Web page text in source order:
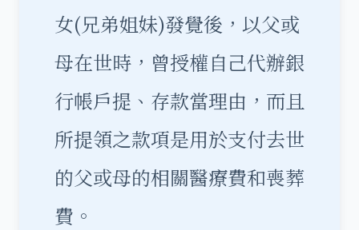
女(兄弟姐妹)發覺後，以父或
母在世時，曾授權自己代辦銀
行帳戶提、存款當理由，而且
所提領之款項是用於支付去世
的父或母的相關醫療費和喪葬
費。